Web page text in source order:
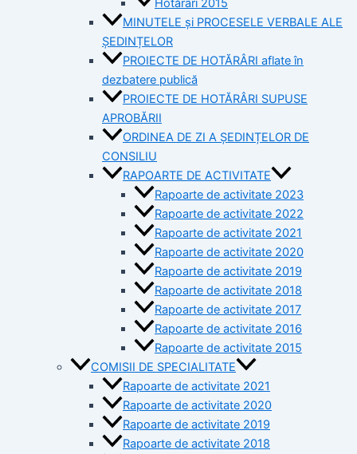
MINUTELE și PROCESELE VERBALE ALE
ȘEDINȚELOR
PROIECTE DE HOTĂRÂRI aflate în
dezbatere publică
PROIECTE DE HOTĂRÂRI SUPUSE
APROBĂRII
ORDINEA DE ZI A ȘEDINȚELOR DE
CONSILIU
RAPOARTE DE ACTIVITATE
Rapoarte de activitate 2023
Rapoarte de activitate 2022
Rapoarte de activitate 2021
Rapoarte de activitate 2020
Rapoarte de activitate 2019
Rapoarte de activitate 2018
Rapoarte de activitate 2017
Rapoarte de activitate 2016
Rapoarte de activitate 2015
COMISII DE SPECIALITATE
Rapoarte de activitate 2021
Rapoarte de activitate 2020
Rapoarte de activitate 2019
Rapoarte de activitate 2018